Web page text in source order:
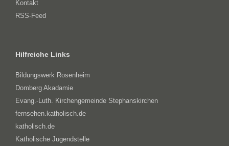
Kontakt
RSS-Feed
Hilfreiche Links
Bildungswerk Rosenheim
Domberg Akadamie
Evang.-Luth. Kirchengemeinde Stephanskirchen
fernsehen.katholisch.de
katholisch.de
Katholische Jugendstelle